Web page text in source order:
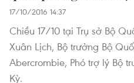
17/10/2016 14:37
Chiều 17/10 tại Trụ sở Bộ
Xuân Lịch, Bộ trưởng Bộ
Abercrombie, Phó trợ lý Bộ
Kỳ.